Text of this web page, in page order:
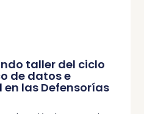
taller del ciclo
de datos e
las Defensorías